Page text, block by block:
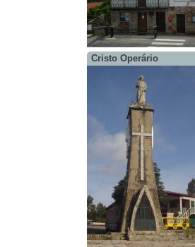
Cristo Operário